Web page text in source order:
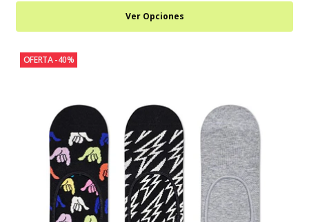
Ver Opciones
OFERTA -40%